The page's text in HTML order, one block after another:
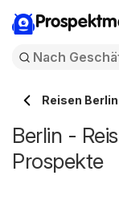
Reisen Berlin
Berlin -
Prospekte